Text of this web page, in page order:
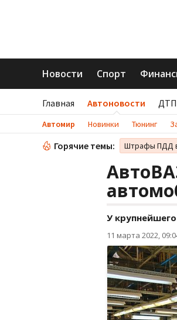
Новости Спорт
Главная Автоновости ДТП
Автомир Новинки Тюнинг
Горячие темы: Штрафы ПДД
У
11 марта 2022,